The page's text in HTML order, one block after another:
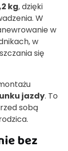
kg, dzięki
W
w
w
się
jazdy. To
sobą
bez